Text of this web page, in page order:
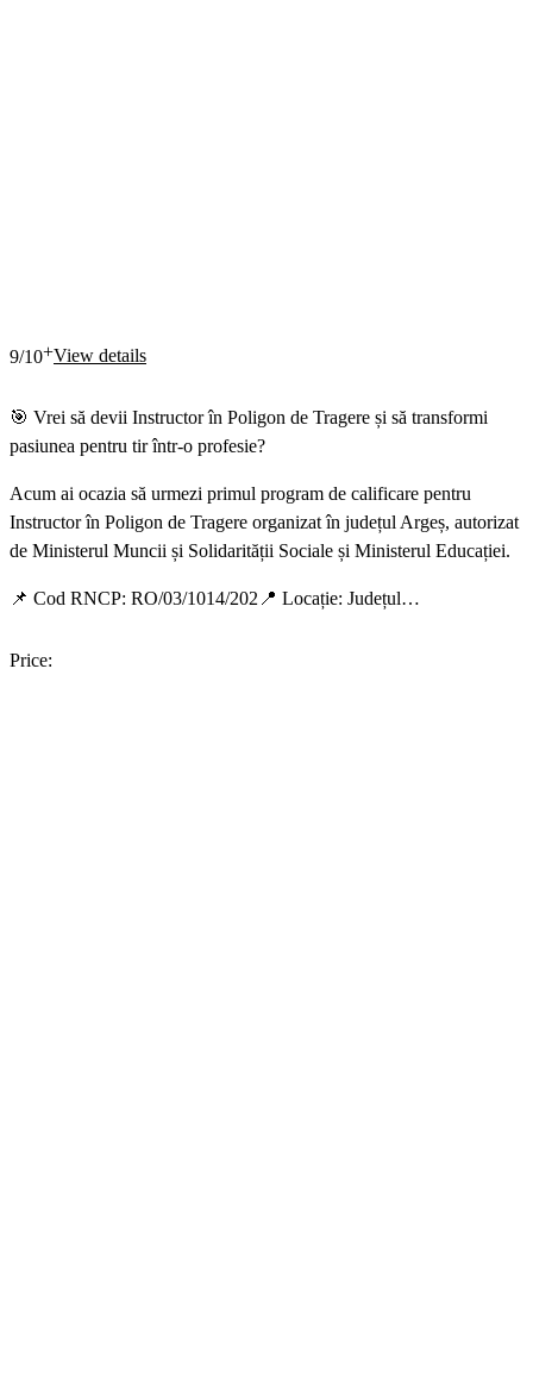
9/10+View details
🎯 Vrei să devii Instructor în Poligon de Tragere și să transformi
pasiunea pentru tir într-o profesie?
Acum ai ocazia să urmezi primul program de calificare pentru
Instructor în Poligon de Tragere organizat în județul Argeș, autorizat
de Ministerul Muncii și Solidarității Sociale și Ministerul Educației.
📌 Cod RNCP: RO/03/1014/202📍 Locație: Județul…
Price: